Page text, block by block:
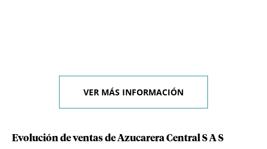
VER MÁS INFORMACIÓN
Evolución de ventas de Azucarera Central S A S